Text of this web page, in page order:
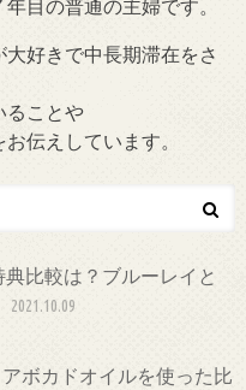
目の普通の主婦です。
好きで中長期滞在をさ
ることや
伝えしています。
比較は？ブルーレイと
2021.10.09
ボカドオイルを使った比